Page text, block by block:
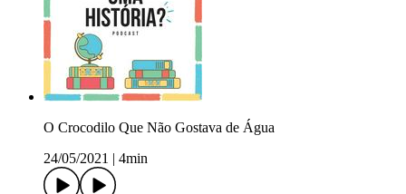
O Crocodilo Que Não Gostava de Água
24/05/2021
4min